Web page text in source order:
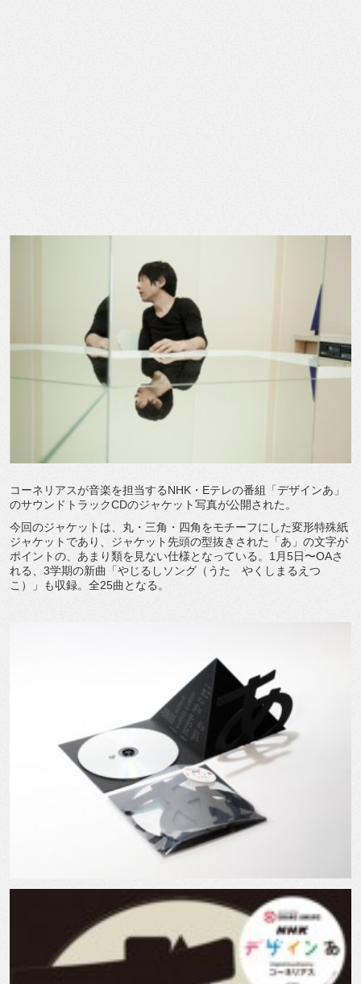
コーネリアスが音楽を担当するNHK・Eテレの番組「デザインあ」
のサウンドトラックCDのジャケット写真が公開された。
今回のジャケットは、丸・三角・四角をモチーフにした変形特殊紙
ジャケットであり、ジャケット先頭の型抜きされた「あ」の文字が
ポイントの、あまり類を見ない仕様となっている。1月5日〜OAさ
れる、3学期の新曲「やじるしソング（うた やくしまるえつ
こ）」も収録。全25曲となる。